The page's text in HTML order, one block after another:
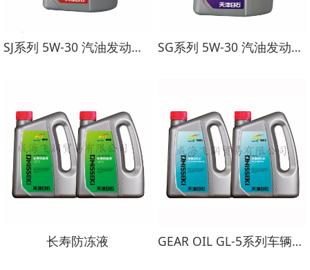
SJ系列 5W-30 汽油发动机油 SG系列 5W-30 汽油发动机油
长寿防冻液 GEAR OIL GL-5系列车辆齿轮油